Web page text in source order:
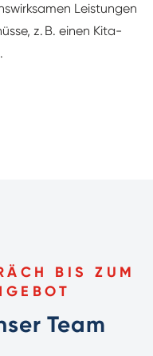
Leistungen
z. B. einen Kita-
BIS ZUM
Team